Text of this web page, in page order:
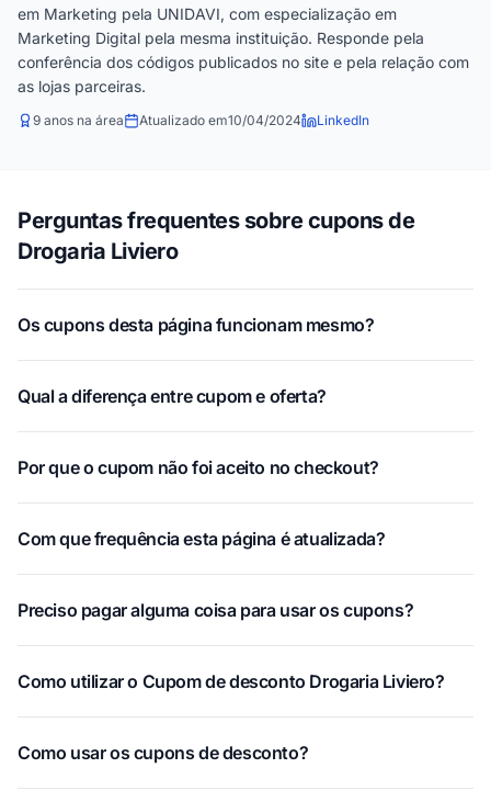
em Marketing pela UNIDAVI, com especialização em
Marketing Digital pela mesma instituição. Responde pela
conferência dos códigos publicados no site e pela relação com
as lojas parceiras.
9 anos na área Atualizado em10/04/2024 LinkedIn
Perguntas frequentes sobre cupons de
Drogaria Liviero
Os cupons desta página funcionam mesmo?
Qual a diferença entre cupom e oferta?
Por que o cupom não foi aceito no checkout?
Com que frequência esta página é atualizada?
Preciso pagar alguma coisa para usar os cupons?
Como utilizar o Cupom de desconto Drogaria Liviero?
Como usar os cupons de desconto?